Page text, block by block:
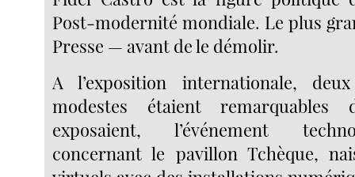
Post-modernité mondiale. Le plus
Presse — avant de le démolir.
A l’exposition internationale,
modestes étaient remarquables
exposaient, l’événement
concernant le pavillon Tchèque,